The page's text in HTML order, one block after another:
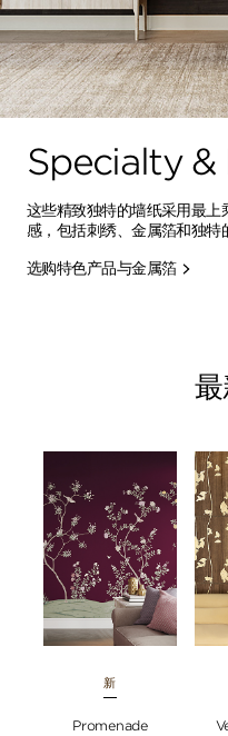
Specialty
这些精致独特的墙纸采用最
感，包括刺绣、金属箔和独特
选购特色产品与金属箔
新
Promenade